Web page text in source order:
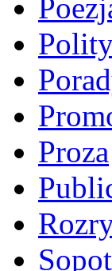
Proza
Sopot